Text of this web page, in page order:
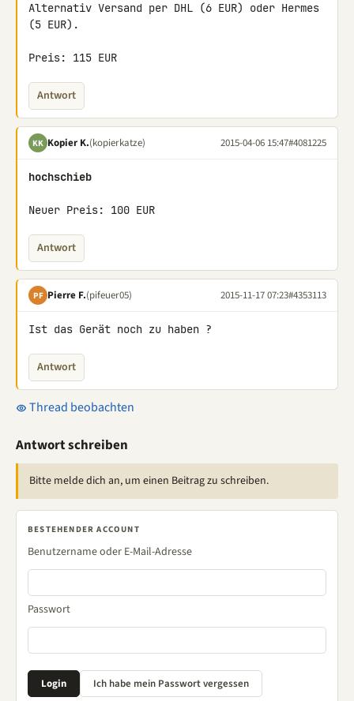
Alternativ Versand per DHL (6 EUR) oder Hermes
(5 EUR).
Preis: 115 EUR
Antwort
KK Kopier K.(kopierkatze) 2015-04-06 15:47#4081225
hochschieb
Neuer Preis: 100 EUR
Antwort
PF Pierre F.(pifeuer05) 2015-11-17 07:23#4353113
Ist das Gerät noch zu haben ?
Antwort
Thread beobachten
Antwort schreiben
Bitte melde dich an, um einen Beitrag zu schreiben.
BESTEHENDER ACCOUNT
Benutzername oder E-Mail-Adresse
Passwort